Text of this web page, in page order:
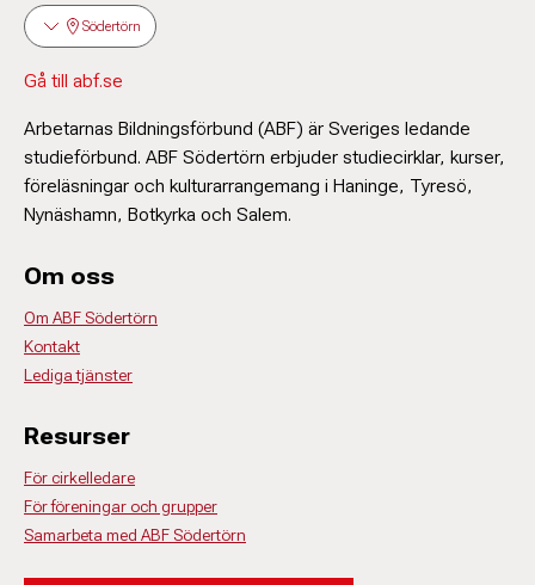
Södertörn
Gå till abf.se
Arbetarnas Bildningsförbund (ABF) är Sveriges ledande
studieförbund. ABF Södertörn erbjuder studiecirklar, kurser,
föreläsningar och kulturarrangemang i Haninge, Tyresö,
Nynäshamn, Botkyrka och Salem.
Om oss
Om ABF Södertörn
Kontakt
Lediga tjänster
Resurser
För cirkelledare
För föreningar och grupper
Samarbeta med ABF Södertörn